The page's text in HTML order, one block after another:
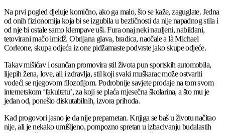
Na prvi pogled djeluje komično, ako ga malo, što se kaže, zaguglate. Jedna
od onih fizionomija koja bi se izgubila u bezličnosti da nije napadnog stila i
od nje bi ostale samo klempave uši. Fura onaj neki nauljeni, nabildani,
tetovirani mačo imidž. Obrijana glava, bradica, naočale a là Michael
Corleone, skupa odjeća iz one pidžamaste podvrste jako skupe odjeće.
Takav mišićav i osunčan promovira stil života pun sportskih automobila,
lijepih žena, love, ali i zdravlja, stil koji svaki muškarac može ostvariti
vodeći se njegovom filozofijom. Podrobnije savjete prodaje na tom svom
internetskom ‘fakultetu’, za koji se plaća mjesečna školarina, a što mu je
jedan od, ponešto diskutabilnih, izvora prihoda.
Kad progovori jasno je da nije prepametan. Knjiga se baš u životu načitao
nije, ali je nekako umišljeno, pompozno spretan u izbacivanju budalastih